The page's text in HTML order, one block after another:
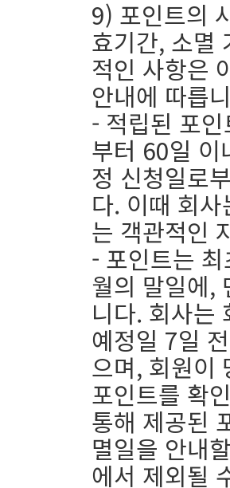
9) 포인트의
효기간, 소멸
적인 사항은
안내에 따릅
- 적립된 포
부터 60일 이
정 신청일로
다. 이때 회
는 객관적인
- 포인트는
월의 말일에,
니다. 회사는
예정일 7일
으며, 회원이
포인트를 확
통해 제공된
멸일을 안내
에서 제외될